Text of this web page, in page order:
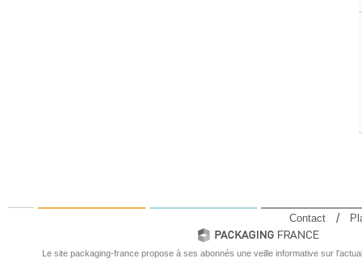
Le site packaging-france propose à ses abonnés une veille informative sur
Contact